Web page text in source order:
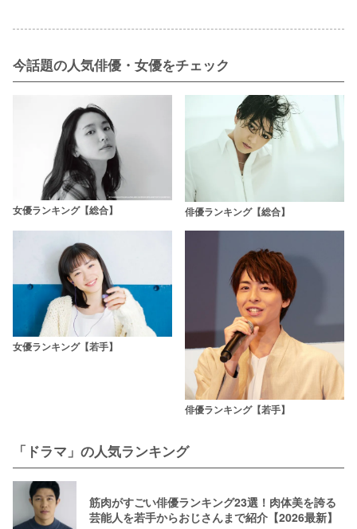
今話題の人気俳優・女優をチェック
女優ランキング【総合】 俳優ランキング【総合】
女優ランキング【若手】
俳優ランキング【若手】
「ドラマ」の人気ランキング
筋肉がすごい俳優ランキング23選！肉体美を誇る
芸能人を若手からおじさんまで紹介【2026最新】